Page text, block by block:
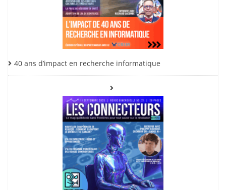
40 ans d’impact en recherche informatique